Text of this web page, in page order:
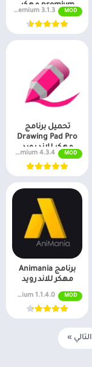
premium مهكر
للاندرويد MOD
3.1.3 Premium
تحميل برنامج
Drawing Pad Pro
مهكر للاندرويد
MOD
4.3.4 Premium
برنامج Animania
مهكر للاندرويد
MOD 1.1.4.0 Premium مفتوح
التالي »